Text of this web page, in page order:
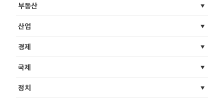
부동산
산업
경제
국제
정치